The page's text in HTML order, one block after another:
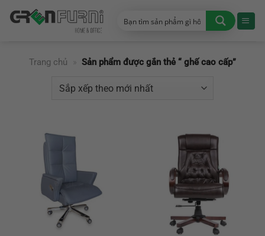
đến
Trang chủ
» Sản phẩm được gắn thẻ “ ghế cao cấp”